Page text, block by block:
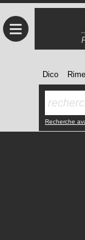
≡
Dico
Recherche